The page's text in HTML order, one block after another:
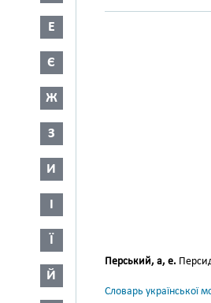
Е
Є
Ж
З
И
І
Ї
Й
Перський, а, е.
Словарь української